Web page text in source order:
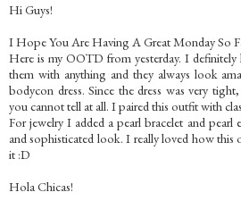
Hi Guys!
I Hope You Are Having A Great Monday So
Here is my OOTD from yesterday. I
them with anything and they always look
bodycon dress. Since the dress was very
you cannot tell at all. I paired this outfit with
For jewelry I added a pearl bracelet and pearl
and sophisticated look. I really loved how
it :D
Hola Chicas!